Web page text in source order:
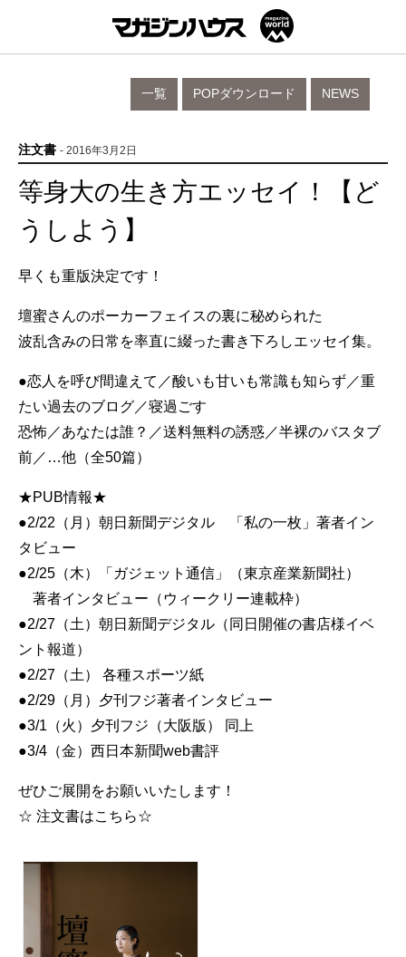
NEWS
POPダウンロード
一覧
注文書 - 2016年3月2日
等身大の生き方エッセイ！【ど
うしよう】
早くも重版決定です！
壇蜜さんのポーカーフェイスの裏に秘められた
波乱含みの日常を率直に綴った書き下ろしエッセイ集。
●恋人を呼び間違えて／酸いも甘いも常識も知らず／重
たい過去のブログ／寝過ごす
恐怖／あなたは誰？／送料無料の誘惑／半裸のバスタブ
前／…他（全50篇）
★PUB情報★
●2/22（月）朝日新聞デジタル 「私の一枚」著者イン
タビュー
●2/25（木）「ガジェット通信」（東京産業新聞社）
著者インタビュー（ウィークリー連載枠）
●2/27（土）朝日新聞デジタル（同日開催の書店様イベ
ント報道）
●2/27（土） 各種スポーツ紙
●2/29（月）夕刊フジ著者インタビュー
●3/1（火）夕刊フジ（大阪版） 同上
●3/4（金）西日本新聞web書評
ぜひご展開をお願いいたします！
☆ 注文書はこちら☆